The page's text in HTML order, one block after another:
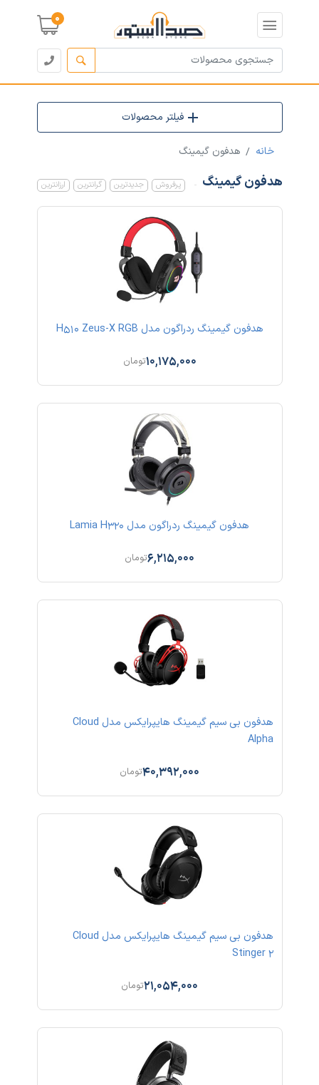
0
فیلتر محصولات
خانه هدفون گیمینگ
هدفون گیمینگ پرفروش جدیدترین گرانترین ارزانترین
هدفون گیمینگ ردراگون مدل H510 Zeus-X RGB
10,175,000تومان
هدفون گیمینگ ردراگون مدل Lamia H320
6,215,000تومان
هدفون بی سیم گیمینگ هایپرایکس مدل Cloud
Alpha
40,392,000تومان
هدفون بی سیم گیمینگ هایپرایکس مدل Cloud
Stinger 2
21,054,000تومان